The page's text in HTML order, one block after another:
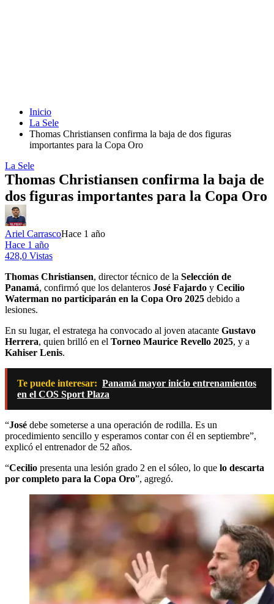
Inicio
La Sele
Thomas Christiansen confirma la baja de dos figuras
importantes para la Copa Oro
La Sele
Thomas Christiansen confirma la baja de
dos figuras importantes para la Copa Oro
Ariel CarrascoHace 1 año
Hace 1 año
428,0 Vistas
Thomas Christiansen, director técnico de la Selección de
Panamá, confirmó que los delanteros José Fajardo y Cecilio
Waterman no participarán en la Copa Oro 2025 debido a
lesiones.
En su lugar, el estratega ha convocado al joven atacante Gustavo
Herrera, quien brilló en el Torneo Maurice Revello 2025, y a
Kahiser Lenis.
Te puede interesar: Panamá mayor inicio entrenamientos
en el COS Sport Plaza
“José debe someterse a una operación de rodilla. Es un
procedimiento sencillo y esperamos contar con él en septiembre”,
explicó el entrenador de 52 años.
“Cecilio presenta una lesión grado 2 en el sóleo, lo que lo descarta
por completo para la Copa Oro”, agregó.